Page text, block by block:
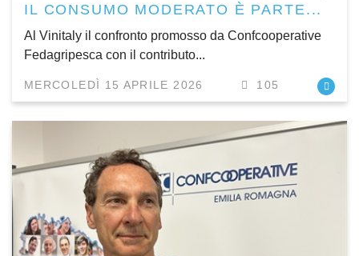
IL CONSUMO MODERATO È PARTE...
Al Vinitaly il confronto promosso da Confcooperative
Fedagripesca con il contributo...
MERCOLEDÌ 15 APRILE 2026 105